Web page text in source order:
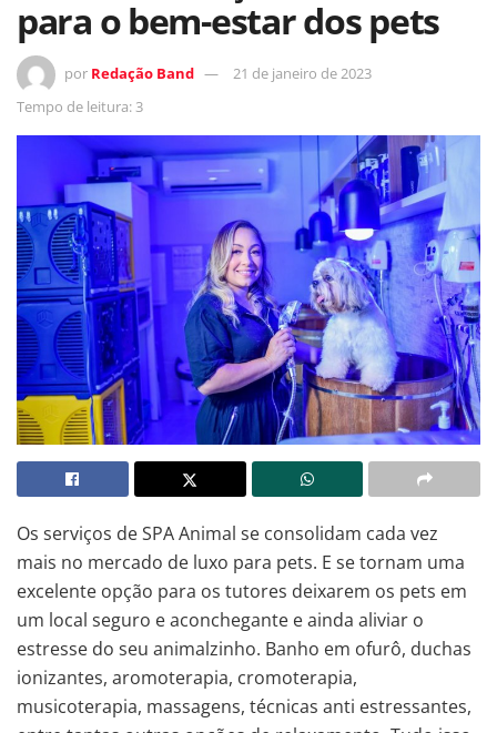
para o bem-estar dos pets
por Redação Band
21 de janeiro de 2023
Tempo de leitura: 3
Os serviços de SPA Animal se consolidam cada vez
mais no mercado de luxo para pets. E se tornam uma
excelente opção para os tutores deixarem os pets em
um local seguro e aconchegante e ainda aliviar o
estresse do seu animalzinho. Banho em ofurô, duchas
ionizantes, aromoterapia, cromoterapia,
musicoterapia, massagens, técnicas anti estressantes,